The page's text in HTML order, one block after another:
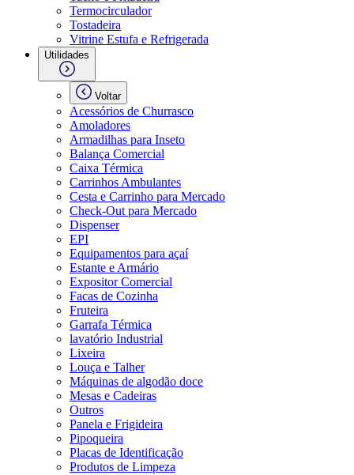
Termocirculador
Tostadeira
Vitrine Estufa e Refrigerada
Utilidades
Voltar
Acessórios de Churrasco
Amoladores
Armadilhas para Inseto
Balança Comercial
Caixa Térmica
Carrinhos Ambulantes
Cesta e Carrinho para Mercado
Check-Out para Mercado
Dispenser
EPI
Equipamentos para açaí
Estante e Armário
Expositor Comercial
Facas de Cozinha
Fruteira
Garrafa Térmica
lavatório Industrial
Lixeira
Louça e Talher
Máquinas de algodão doce
Mesas e Cadeiras
Outros
Panela e Frigideira
Pipoqueira
Placas de Identificação
Produtos de Limpeza